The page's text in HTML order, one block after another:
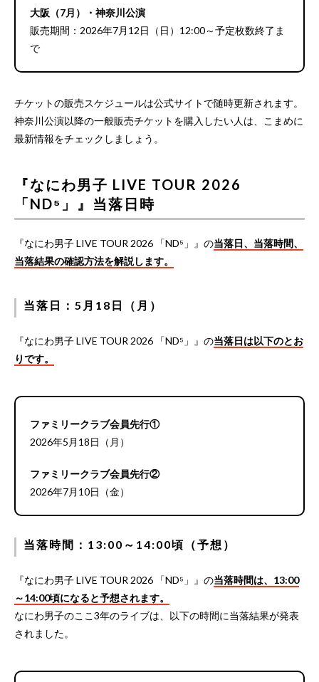
大阪（7月）・神奈川公演
販売期間：2026年7月12日（日）12:00～予定枚数終了ま
で
チケットの販売スケジュールは公式サイトで随時更新されます。
神奈川公演以降の一般販売チケットを購入したい人は、こまめに
最新情報をチェックしましょう。
『なにわ男子 LIVE TOUR 2026
「ND⁵」』当落日時
『なにわ男子 LIVE TOUR 2026 「ND⁵」』の当落日、当落時間、
当落結果の確認方法を解説します。
当落日：5月18日（月）
『なにわ男子 LIVE TOUR 2026 「ND⁵」』の当落日は以下のとお
りです。
ファミリークラブ会員先行①
2026年5月18日（月）
ファミリークラブ会員先行②
2026年7月10日（金）
当落時間：13:00～14:00頃（予想）
『なにわ男子 LIVE TOUR 2026 「ND⁵」』の当落時間は、13:00
～14:00頃になると予想されます。
なにわ男子のここ3年のライブは、以下の時間に当落結果が発表
されました。